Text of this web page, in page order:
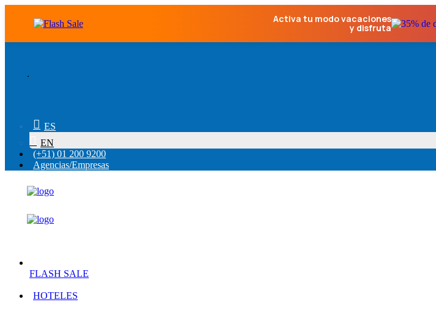
Activa tu modo vacaciones
y disfruta
.
ES
EN
(+51) 01 200 9200
Agencias/Empresas
FLASH SALE
HOTELES